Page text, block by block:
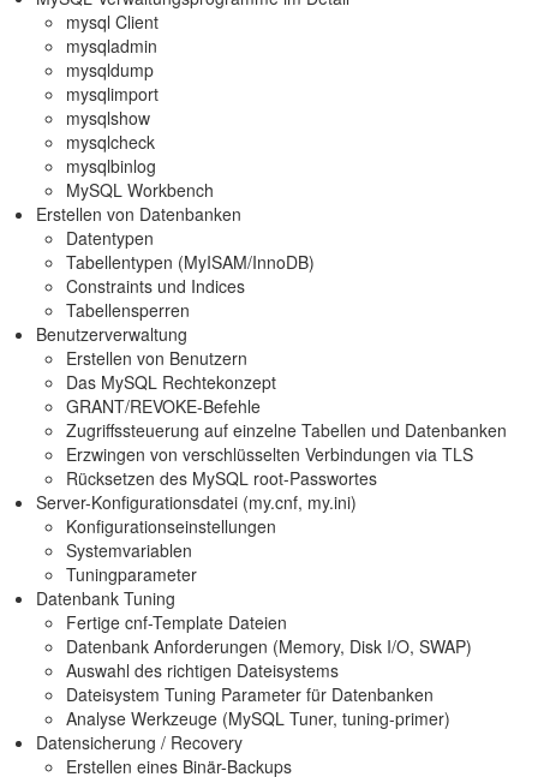
mysql Client
mysqladmin
mysqldump
mysqlimport
mysqlshow
mysqlcheck
mysqlbinlog
MySQL Workbench
Erstellen von Datenbanken
Datentypen
Tabellentypen (MyISAM/InnoDB)
Constraints und Indices
Tabellensperren
Benutzerverwaltung
Erstellen von Benutzern
Das MySQL Rechtekonzept
GRANT/REVOKE-Befehle
Zugriffssteuerung auf einzelne Tabellen und Datenbanken
Erzwingen von verschlüsselten Verbindungen via TLS
Rücksetzen des MySQL root-Passwortes
Server-Konfigurationsdatei (my.cnf, my.ini)
Konfigurationseinstellungen
Systemvariablen
Tuningparameter
Datenbank Tuning
Fertige cnf-Template Dateien
Datenbank Anforderungen (Memory, Disk I/O, SWAP)
Auswahl des richtigen Dateisystems
Dateisystem Tuning Parameter für Datenbanken
Analyse Werkzeuge (MySQL Tuner, tuning-primer)
Datensicherung / Recovery
Erstellen eines Binär-Backups